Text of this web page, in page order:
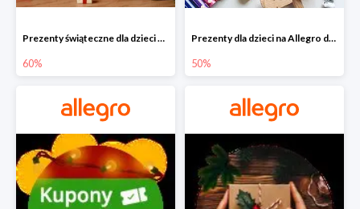
Prezenty świąteczne dla dzieci na Allegro do -60%
60%
Prezenty dla dzieci na Allegro do -50%
50%